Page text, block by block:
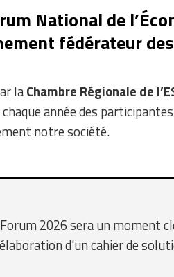
National de
fédérateur
laChambre Régionale de
année des
notre société.
2026 sera un moment
d'un cahier de